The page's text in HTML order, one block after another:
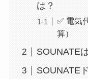
は？
✅ 電気
算）
SOUNATE
SOUNATE